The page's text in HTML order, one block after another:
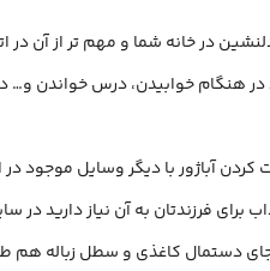
در خانه شما و مهم تر از آن در
هنگام خوابیدن، درس خواندن و…
آباژور با دیگر وسایل موجود
برای فرزندتان به آن نیاز دارید
جای دستمال کاغذی و سطل زباله هم